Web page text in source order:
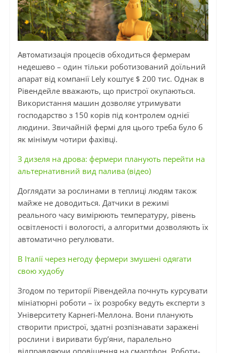
Автоматизація процесів обходиться фермерам
недешево – один тільки роботизований доїльний
апарат від компанії Lely коштує $ 200 тис. Однак в
Рівендейле вважають, що пристрої окупаються.
Використання машин дозволяє утримувати
господарство з 150 корів під контролем однієї
людини. Звичайній фермі для цього треба було б
як мінімум чотири фахівці.
З дизеля на дрова: фермери планують перейти на
альтернативний вид палива (відео)
Доглядати за рослинами в теплиці людям також
майже не доводиться. Датчики в режимі
реального часу вимірюють температуру, рівень
освітленості і вологості, а алгоритми дозволяють їх
автоматично регулювати.
В Італії через негоду фермери змушені одягати
свою худобу
Згодом по території Рівендейла почнуть курсувати
мініатюрні роботи – їх розробку ведуть експерти з
Університету Карнегі-Меллона. Вони планують
створити пристрої, здатні розпізнавати заражені
рослини і виривати бур’яни, паралельно